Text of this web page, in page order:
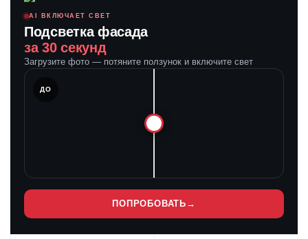
AI ВКЛЮЧАЕТ СВЕТ
Подсветка фасада
за 30 секунд
Загрузите фото — потяните ползунок и включите свет
ДО
ПОПРОБОВАТЬ →